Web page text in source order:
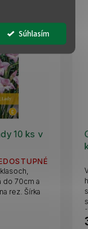
Súhlasím
10 ks v
do 70cm a
rez. Šírka